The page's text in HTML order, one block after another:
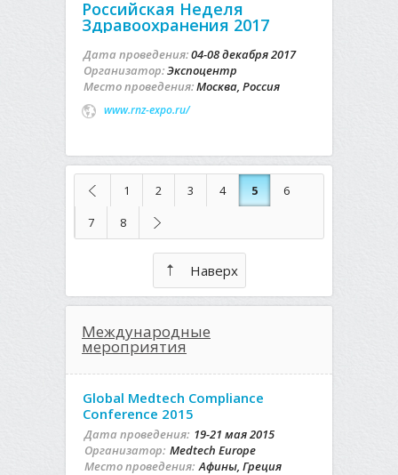
Российская Неделя
Здравоохранения 2017
Дата проведения:04-08 декабря 2017
Организатор:Экспоцентр
Место проведения:Москва, Россия
www.rnz-expo.ru/
1 2 3 4 5
6
7
8
Наверх
Международные
мероприятия
Global Medtech Compliance
Conference 2015
Дата проведения: 19-21 мая 2015
Организатор: Medtech Europe
Место проведения: Афины, Греция